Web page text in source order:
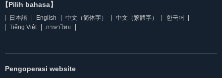
【Pilih bahasa】
日本語 English 中文（简体字） 中文（繁體字）
한국어
Tiếng Việt
ภาษาไทย
Pengoperasi website